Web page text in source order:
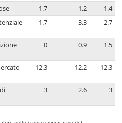
1.7 1.2
1.4
1.7 3.3 2.7
0 0.9 1.5
12.3 12.2 12.3
3 2.6 3